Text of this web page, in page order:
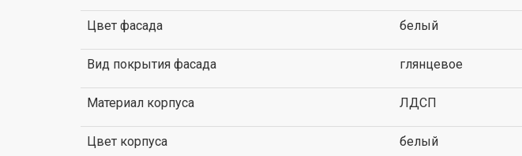
Цвет фасада белый
Вид покрытия фасада глянцевое
Материал корпуса ЛДСП
Цвет корпуса белый